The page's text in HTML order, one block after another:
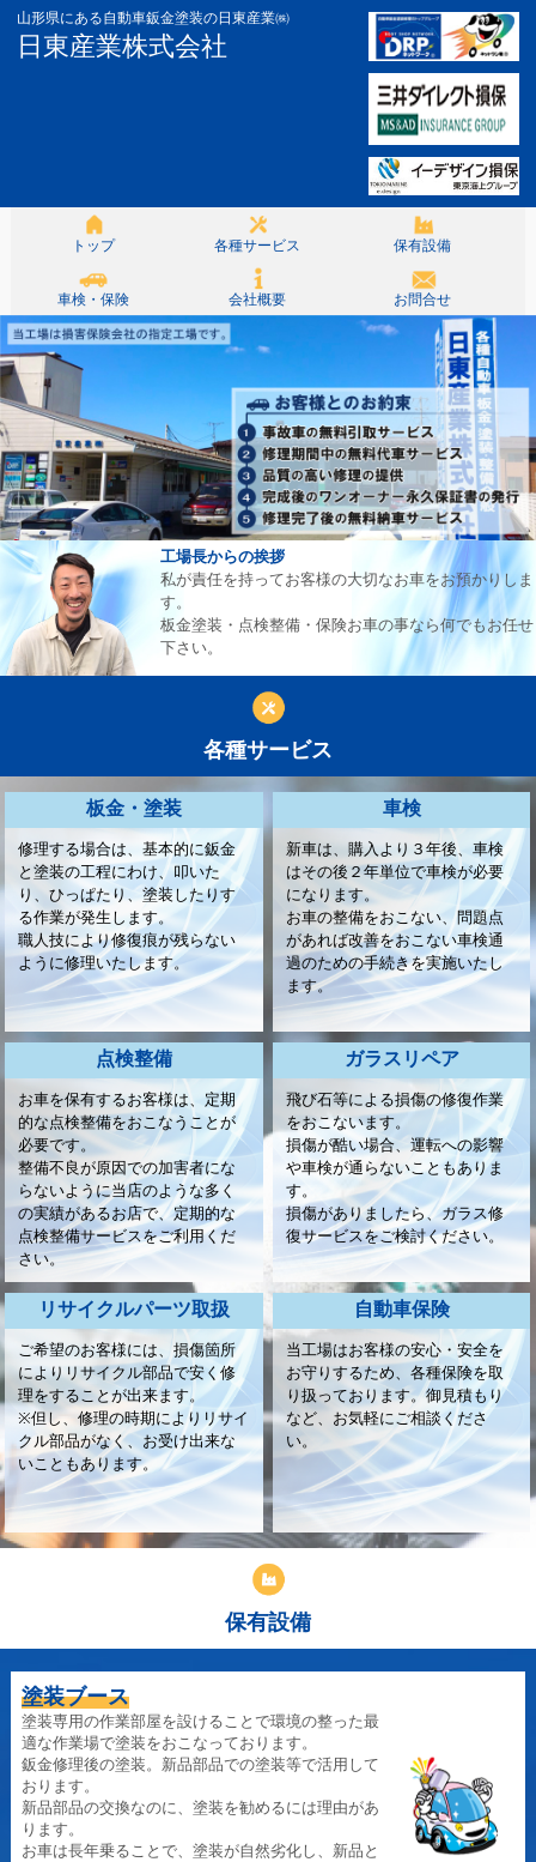
山形県にある自動車鈑金塗装の日東産業㈱
日東産業株式会社
トップ 各種サービス 保有設備
車検・保険 会社概要 お問合せ
工場長からの挨拶
私が責任を持ってお客様の大切なお車をお預かりしま
す。
板金塗装・点検整備・保険お車の事なら何でもお任せ
下さい。
各種サービス
板金・塗装
修理する場合は、基本的に鈑金
と塗装の工程にわけ、叩いた
り、ひっぱたり、塗装したりす
る作業が発生します。
職人技により修復痕が残らない
ように修理いたします。
車検
新車は、購入より３年後、車検
はその後２年単位で車検が必要
になります。
お車の整備をおこない、問題点
があれば改善をおこない車検通
過のための手続きを実施いたし
ます。
点検整備
お車を保有するお客様は、定期
的な点検整備をおこなうことが
必要です。
整備不良が原因での加害者にな
らないように当店のような多く
の実績があるお店で、定期的な
点検整備サービスをご利用くだ
さい。
ガラスリペア
飛び石等による損傷の修復作業
をおこないます。
損傷が酷い場合、運転への影響
や車検が通らないこともありま
す。
損傷がありましたら、ガラス修
復サービスをご検討ください。
リサイクルパーツ取扱
ご希望のお客様には、損傷箇所
によりリサイクル部品で安く修
理をすることが出来ます。
※但し、修理の時期によりリサイ
クル部品がなく、お受け出来な
いこともあります。
自動車保険
当工場はお客様の安心・安全を
お守りするため、各種保険を取
り扱っております。御見積もり
など、お気軽にご相談くださ
い。
保有設備
塗装ブース
塗装専用の作業部屋を設けることで環境の整った最
適な作業場で塗装をおこなっております。
鈑金修理後の塗装。新品部品での塗装等で活用して
おります。
新品部品の交換なのに、塗装を勧めるには理由があ
ります。
お車は長年乗ることで、塗装が自然劣化し、新品と